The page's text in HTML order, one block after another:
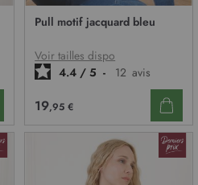
AJOUTER
D’ENVIE
Pull motif jacquard bleu
Voir tailles dispo
4.4 / 5 - 12 avis
19,95 €